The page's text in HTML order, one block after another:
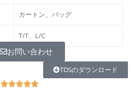
カートン、バッグ
T/T、L/C
お問い合わせ
TDSのダウンロード
R